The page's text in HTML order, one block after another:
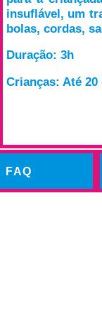
insuflável, um
bolas, cordas,
Duração: 3h
Crianças: Até 20
FAQ